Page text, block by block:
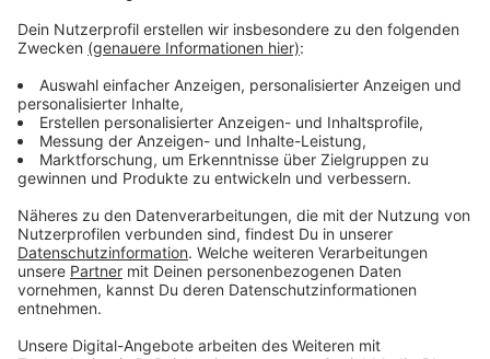
Hiltrup sogar ein 15-Minutentakt erreicht (sogenannte
Anzeige
Das Konzept zeigt eine weitreichende Perspektive
auf, so dass Zwischenschritte geplant sind. In den
Kreisen Coesfeld und Borken können zum nächsten
Fahrplanwechsel schon erste Verdichtungen der
Verbindungen nach Münster oder Essen angeboten
werden. Der Kreis Steinfurt strebt perspektivisch ein
dichteres Angebot gerade auf der Strecke Münster –